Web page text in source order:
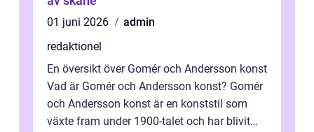
01 juni 2026
admin
redaktionel
En översikt över Gomér och Andersson konst
Vad är Gomér och Andersson konst? Gomér
och Andersson konst är en konststil som
växte fram under 1900-talet och har blivit